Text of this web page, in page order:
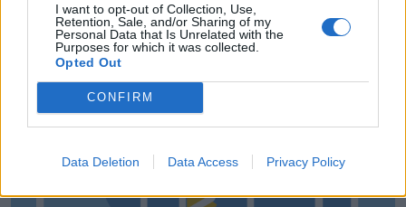
I want to opt-out of Collection, Use,
Retention, Sale, and/or Sharing of my
Personal Data that Is Unrelated with the
Purposes for which it was collected.
Opted Out
CONFIRM
Data Deletion Data Access Privacy Policy
MÉG TÖBB FRISS HÍR